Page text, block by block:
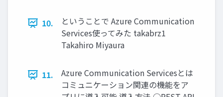
10.
ということで Azure Communication
Services使ってみた takabrz1
Takahiro Miyaura
11.
Azure Communication Servicesとは
コミュニケーション関連の機能をア